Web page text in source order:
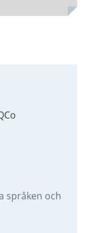
språken och